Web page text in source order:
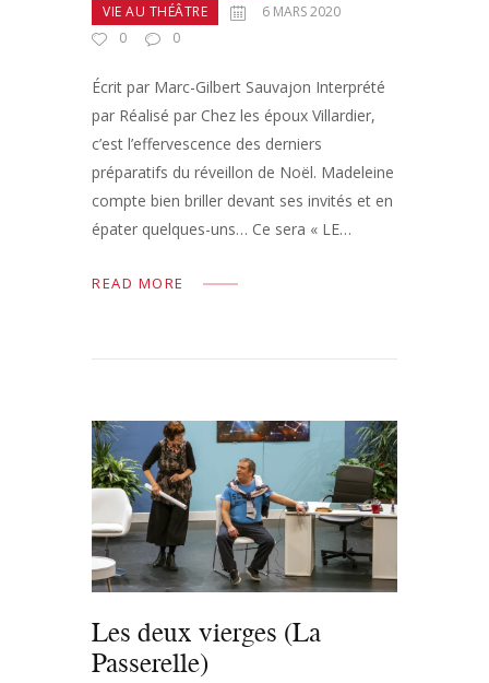
VIE AU THÉÂTRE
6 MARS 2020
0
0
Écrit par Marc-Gilbert Sauvajon Interprété
par Réalisé par Chez les époux Villardier,
c’est l’effervescence des derniers
préparatifs du réveillon de Noël. Madeleine
compte bien briller devant ses invités et en
épater quelques-uns… Ce sera « LE…
READ MORE
Les deux vierges (La
Passerelle)